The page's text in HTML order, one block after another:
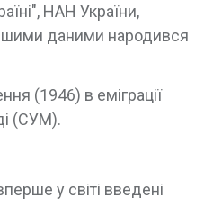
НАН України,
даними народився
(1946) в еміграції
(СУМ).
у світі введені